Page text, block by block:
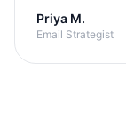
Priya M.
Email Strategist